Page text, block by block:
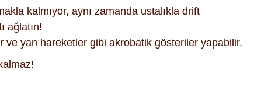
kalmıyor, aynı zamanda ustalıkla drift
ağlatın!
ve yan hareketler gibi akrobatik gösteriler yapabilir.